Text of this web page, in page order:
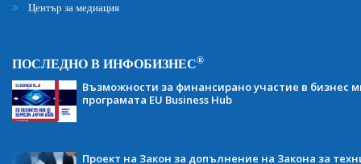
Център за медиация
ПОСЛЕДНО В ИНФОБИЗНЕС®
Възможности за финансирано участие в бизнес
програмата EU Business Hub
Проект на Закон за допълнение на Закона за